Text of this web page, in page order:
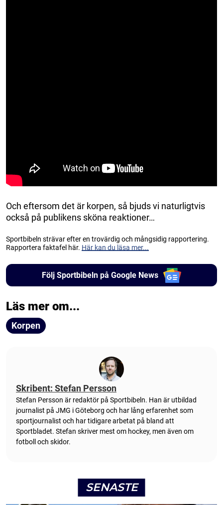
Och eftersom det är korpen, så bjuds vi naturligtvis
också på publikens sköna reaktioner…
Sportbibeln strävar efter en trovärdig och mångsidig rapportering.
Rapportera faktafel här. Här kan du läsa mer...
Följ Sportbibeln på Google News
Läs mer om...
Korpen
Skribent: Stefan Persson
Stefan Persson är redaktör på Sportbibeln. Han är utbildad
journalist på JMG i Göteborg och har lång erfarenhet som
sportjournalist och har tidigare arbetat på bland att
Sportbladet. Stefan skriver mest om hockey, men även om
fotboll och skidor.
SENASTE